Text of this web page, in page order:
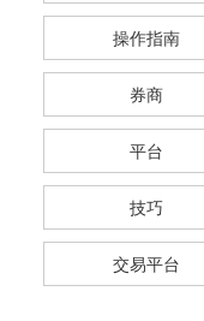
操作指南
券商
平台
技巧
交易平台